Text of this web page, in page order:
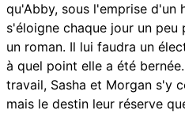
qu'Abby, sous l'emprise d'un
s'éloigne chaque jour un peu
un roman. Il lui faudra un
à quel point elle a été
travail, Sasha et Morgan s'y
mais le destin leur réserve